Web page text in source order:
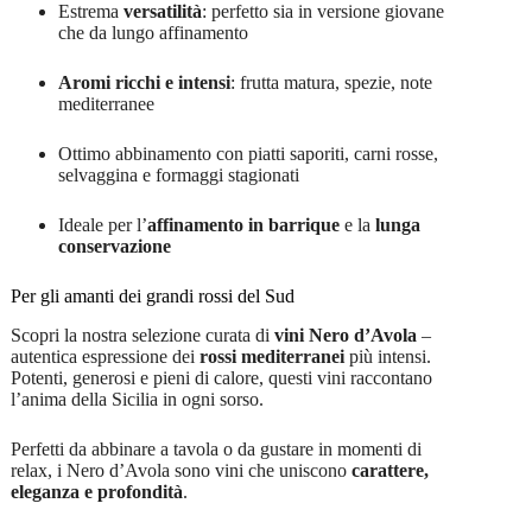
Estrema versatilità: perfetto sia in versione giovane
che da lungo affinamento
Aromi ricchi e intensi: frutta matura, spezie, note
mediterranee
Ottimo abbinamento con piatti saporiti, carni rosse,
selvaggina e formaggi stagionati
Ideale per l’affinamento in barriquee la lunga
conservazione
Per gli amanti dei grandi rossi del Sud
Scopri la nostra selezione curata di vini Nero d’Avola –
autentica espressione dei rossi mediterraneipiù intensi.
Potenti, generosi e pieni di calore, questi vini raccontano
l’anima della Sicilia in ogni sorso.
Perfetti da abbinare a tavola o da gustare in momenti di
relax, i Nero d’Avola sono vini che uniscono carattere,
eleganza e profondità.